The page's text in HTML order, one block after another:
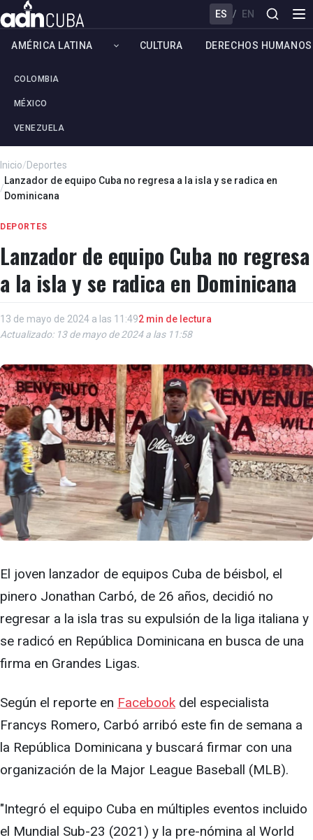
ES / EN
AMÉRICA LATINA
COLOMBIA
MÉXICO
VENEZUELA
CULTURA DERECHOS HUMANOS
Inicio/Deportes
/
Lanzador de equipo Cuba no regresa a la isla y se radica en
Dominicana
DEPORTES
Lanzador de equipo Cuba no regresa
a la isla y se radica en Dominicana
13 de mayo de 2024 a las 11:492 min de lectura
Actualizado: 13 de mayo de 2024 a las 11:58
El joven lanzador de equipos Cuba de béisbol, el
pinero Jonathan Carbó, de 26 años, decidió no
regresar a la isla tras su expulsión de la liga italiana y
se radicó en República Dominicana en busca de una
firma en Grandes Ligas.
Según el reporte en Facebook del especialista
Francys Romero, Carbó arribó este fin de semana a
la República Dominicana y buscará firmar con una
organización de la Major League Baseball (MLB).
"Integró el equipo Cuba en múltiples eventos incluido
el Mundial Sub-23 (2021) y la pre-nómina al World